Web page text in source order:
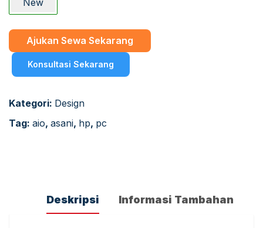
Ajukan Sewa Sekarang
Konsultasi Sekarang
Kategori: Design
Tag: aio, asani, hp, pc
Deskripsi Informasi Tambahan